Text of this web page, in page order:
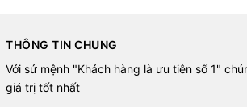
THÔNG TIN CHUNG
Với sứ mệnh "Khách hàng là ưu tiên số 1"
giá trị tốt nhất